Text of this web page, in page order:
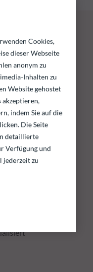
Cookies,
dieser Webseite
anonym zu
Inhalten zu
Website gehostet
akzeptieren,
indem Sie auf die
Die Seite
detaillierte
Verfügung und
jederzeit zu